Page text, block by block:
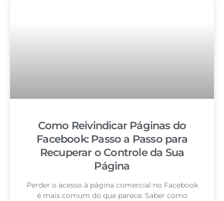
Como Reivindicar Páginas do
Facebook: Passo a Passo para
Recuperar o Controle da Sua
Página
Perder o acesso à página comercial no Facebook
é mais comum do que parece. Saber como